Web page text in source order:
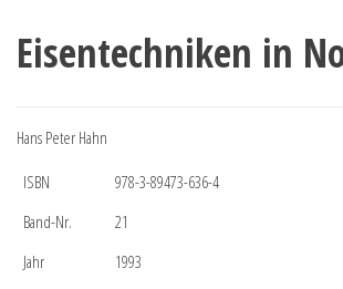
Eisentechniken in
Hans Peter Hahn
ISBN
978-3-89473-636-4
Band-Nr.
21
Jahr
1993